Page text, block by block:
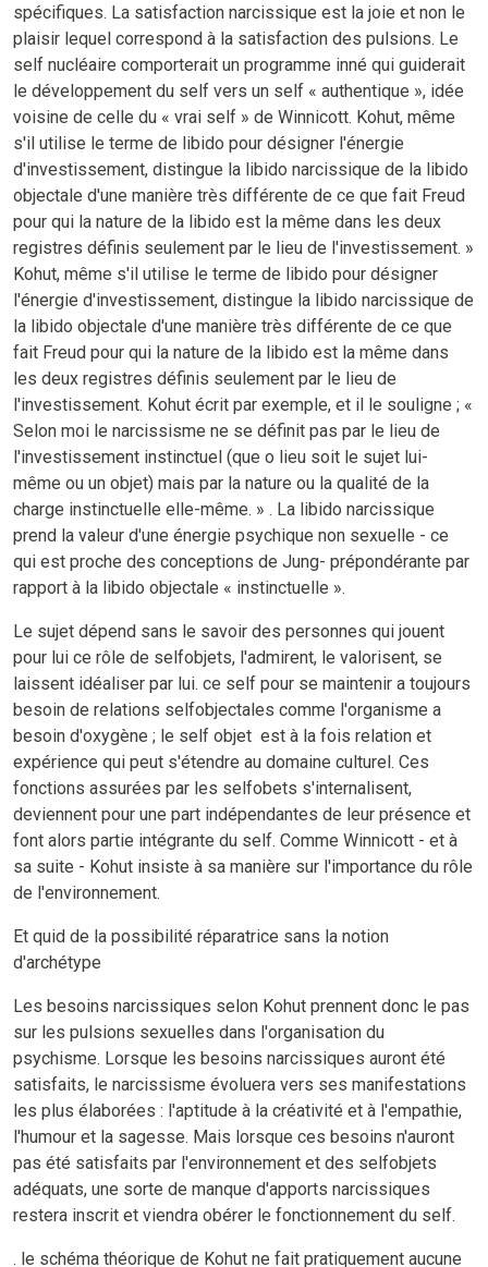
spécifiques. La satisfaction narcissique est la joie et non le
plaisir lequel correspond à la satisfaction des pulsions. Le
self nucléaire comporterait un programme inné qui guiderait
le développement du self vers un self « authentique », idée
voisine de celle du « vrai self » de Winnicott. Kohut, même
s'il utilise le terme de libido pour désigner l'énergie
d'investissement, distingue la libido narcissique de la libido
objectale d'une manière très différente de ce que fait Freud
pour qui la nature de la libido est la même dans les deux
registres définis seulement par le lieu de l'investissement. »
Kohut, même s'il utilise le terme de libido pour désigner
l'énergie d'investissement, distingue la libido narcissique de
la libido objectale d'une manière très différente de ce que
fait Freud pour qui la nature de la libido est la même dans
les deux registres définis seulement par le lieu de
l'investissement. Kohut écrit par exemple, et il le souligne ; «
Selon moi le narcissisme ne se définit pas par le lieu de
l'investissement instinctuel (que o lieu soit le sujet lui-
même ou un objet) mais par la nature ou la qualité de la
charge instinctuelle elle-même. » . La libido narcissique
prend la valeur d'une énergie psychique non sexuelle - ce
qui est proche des conceptions de Jung- prépondérante par
rapport à la libido objectale « instinctuelle ».
Le sujet dépend sans le savoir des personnes qui jouent
pour lui ce rôle de selfobjets, l'admirent, le valorisent, se
laissent idéaliser par lui. ce self pour se maintenir a toujours
besoin de relations selfobjectales comme l'organisme a
besoin d'oxygène ; le self objet est à la fois relation et
expérience qui peut s'étendre au domaine culturel. Ces
fonctions assurées par les selfobets s'internalisent,
deviennent pour une part indépendantes de leur présence et
font alors partie intégrante du self. Comme Winnicott - et à
sa suite - Kohut insiste à sa manière sur l'importance du rôle
de l'environnement.
Et quid de la possibilité réparatrice sans la notion
d'archétype
Les besoins narcissiques selon Kohut prennent donc le pas
sur les pulsions sexuelles dans l'organisation du
psychisme. Lorsque les besoins narcissiques auront été
satisfaits, le narcissisme évoluera vers ses manifestations
les plus élaborées : l'aptitude à la créativité et à l'empathie,
l'humour et la sagesse. Mais lorsque ces besoins n'auront
pas été satisfaits par l'environnement et des selfobjets
adéquats, une sorte de manque d'apports narcissiques
restera inscrit et viendra obérer le fonctionnement du self.
. le schéma théorique de Kohut ne fait pratiquement aucune